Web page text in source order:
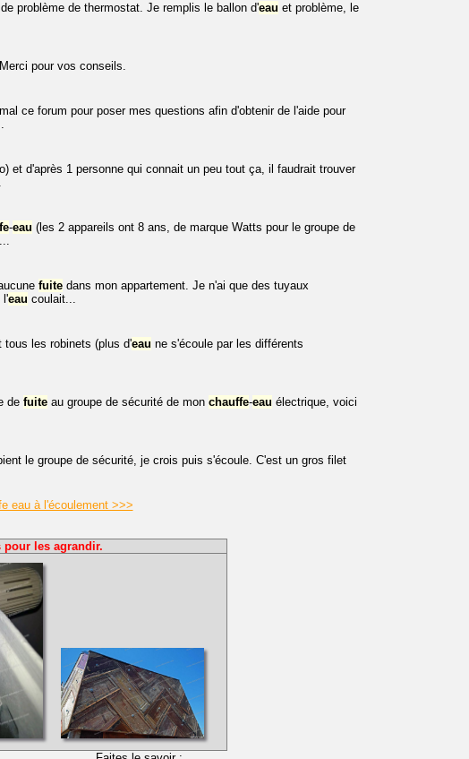
problème de thermostat. Je remplis le ballon d'eau et problème, le
pour vos conseils.
ce forum pour poser mes questions afin d'obtenir de l'aide pour
et d'après 1 personne qui connait un peu tout ça, il faudrait trouver
-eau (les 2 appareils ont 8 ans, de marque Watts pour le groupe de
fuite dans mon appartement. Je n'ai que des tuyaux
l'eau coulait...
tous les robinets (plus d'eau ne s'écoule par les différents
de fuite au groupe de sécurité de mon chauffe-eau électrique, voici
le groupe de sécurité, je crois puis s'écoule. C'est un gros filet
eau à l'écoulement >>>
les agrandir.